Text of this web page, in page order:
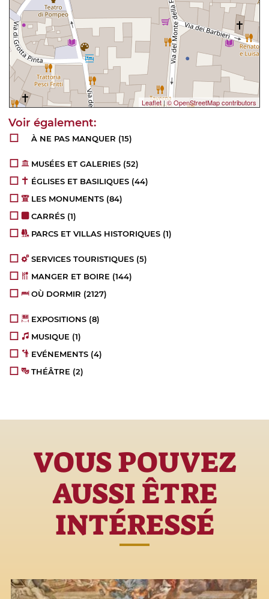
Leaflet|© OpenStreetMap contributors
À NE PAS MANQUER (15)
MUSÉES ET GALERIES (52)
ÉGLISES ET BASILIQUES (44)
LES MONUMENTS (84)
CARRÉS (1)
PARCS ET VILLAS HISTORIQUES (1)
SERVICES TOURISTIQUES (5)
MANGER ET BOIRE (144)
OÙ DORMIR (2127)
EXPOSITIONS (8)
MUSIQUE (1)
EVÉNEMENTS (4)
THÉÂTRE (2)
VOUS POUVEZ
AUSSI ÊTRE
INTÉRESSÉ